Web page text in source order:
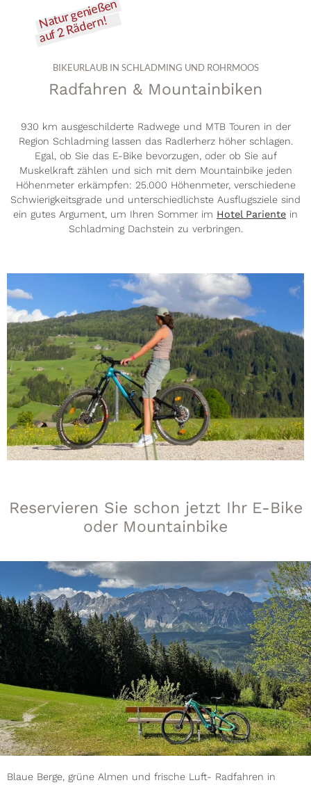
e
n
d
n
Natur genießen
auf 2 Rädern!
BIKEURLAUB IN SCHLADMING UND ROHRMOOS
Radfahren & Mountainbiken
930 km ausgeschilderte Radwege und MTB Touren in der
Region Schladming lassen das Radlerherz höher schlagen.
Egal, ob Sie das E-Bike bevorzugen, oder ob Sie auf
Muskelkraft zählen und sich mit dem Mountainbike jeden
Höhenmeter erkämpfen: 25.000 Höhenmeter, verschiedene
Schwierigkeitsgrade und unterschiedlichste Ausflugsziele sind
ein gutes Argument, um Ihren Sommer im Hotel Pariente in
Schladming Dachstein zu verbringen.
Reservieren Sie schon jetzt Ihr E-Bike
oder Mountainbike
Blaue Berge, grüne Almen und frische Luft- Radfahren in